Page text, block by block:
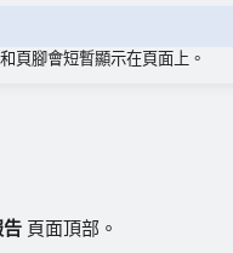
頁腳會短暫顯示在頁面上。
頁面頂部。